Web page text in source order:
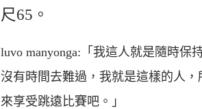
尺65。
luvo manyonga:「我這人就是隨時保
沒有時間去難過，我就是這樣的人
來享受跳遠比賽吧。」